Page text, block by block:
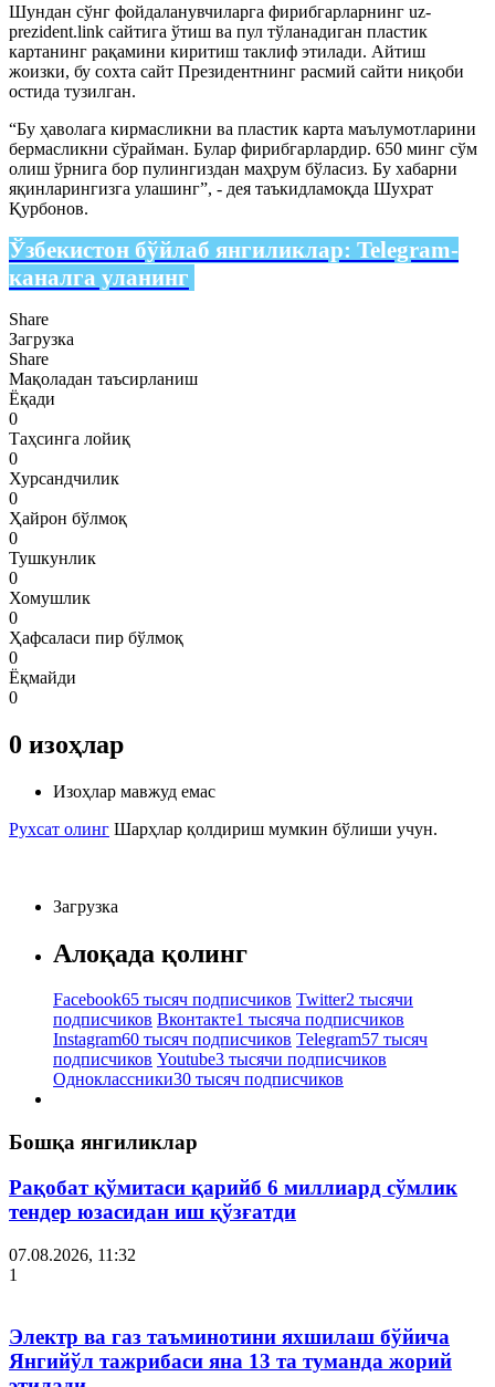
Шундан сўнг фойдаланувчиларга фирибгарларнинг uz-
prezident.link сайтига ўтиш ва пул тўланадиган пластик
картанинг рақамини киритиш таклиф этилади. Айтиш
жоизки, бу сохта сайт Президентнинг расмий сайти ниқоби
остида тузилган.
“Бу ҳаволага кирмасликни ва пластик карта маълумотларини
бермасликни сўрайман. Булар фирибгарлардир. 650 минг сўм
олиш ўрнига бор пулингиздан маҳрум бўласиз. Бу хабарни
яқинларингизга улашинг”, - дея таъкидламоқда Шухрат
Қурбонов.
Ўзбекистон бўйлаб янгиликлар: Telegram-
каналга уланинг
Share
Загрузка
Share
Мақоладан таъсирланиш
Ёқади
0
Таҳсинга лойиқ
0
Хурсандчилик
0
Ҳайрон бўлмоқ
0
Тушкунлик
0
Хомушлик
0
Ҳафсаласи пир бўлмоқ
0
Ёқмайди
0
0 изоҳлар
Изоҳлар мавжуд емас
Рухсат олинг Шарҳлар қолдириш мумкин бўлиши учун.
Загрузка
Алоқада қолинг
Facebook65 тысяч подписчиков Twitter2 тысячи
подписчиков Вконтакте1 тысяча подписчиков
Instagram60 тысяч подписчиков Telegram57 тысяч
подписчиков Youtube3 тысячи подписчиков
Одноклассники30 тысяч подписчиков
Бошқа янгиликлар
Рақобат қўмитаси қарийб 6 миллиард сўмлик
тендер юзасидан иш қўзғатди
07.08.2026, 11:32
1
Электр ва газ таъминотини яхшилаш бўйича
Янгийўл тажрибаси яна 13 та туманда жорий